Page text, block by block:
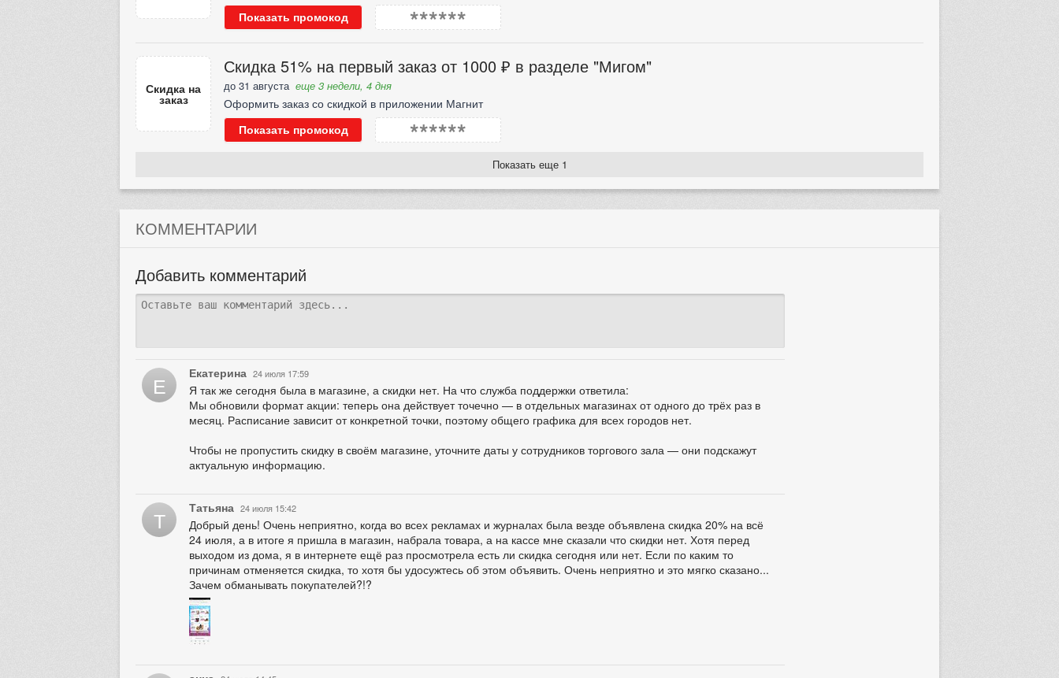
Показать промокод ******
Скидка на
заказ
Скидка 51% на первый заказ от 1000 ₽ в разделе "Мигом"
до 31 августа еще 3 недели, 4 дня
Оформить заказ со скидкой в приложении Магнит
Показать промокод ******
Показать еще 1
КОММЕНТАРИИ
Добавить комментарий
Е Екатерина 24 июля 17:59
Я так же сегодня была в магазине, а скидки нет. На что служба поддержки ответила:
Мы обновили формат акции: теперь она действует точечно — в отдельных магазинах от одного до трёх раз в
месяц. Расписание зависит от конкретной точки, поэтому общего графика для всех городов нет.
Чтобы не пропустить скидку в своём магазине, уточните даты у сотрудников торгового зала — они подскажут
актуальную информацию.
Т Татьяна 24 июля 15:42
Добрый день! Очень неприятно, когда во всех рекламах и журналах была везде объявлена скидка 20% на всё
24 июля, а в итоге я пришла в магазин, набрала товара, а на кассе мне сказали что скидки нет. Хотя перед
выходом из дома, я в интернете ещё раз просмотрела есть ли скидка сегодня или нет. Если по каким то
причинам отменяется скидка, то хотя бы удосужтесь об этом объявить. Очень неприятно и это мягко сказано...
Зачем обманывать покупателей?!?